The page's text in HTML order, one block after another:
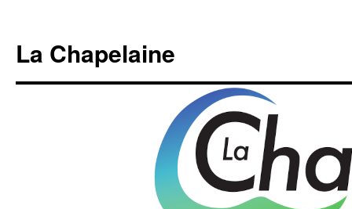
contenu
La Chapelaine